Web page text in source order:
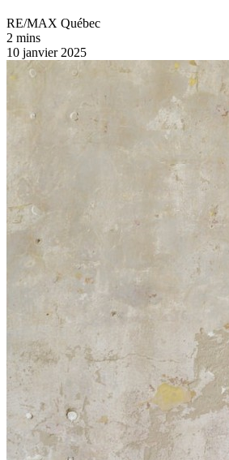
RE/MAX Québec
2 mins
10 janvier 2025